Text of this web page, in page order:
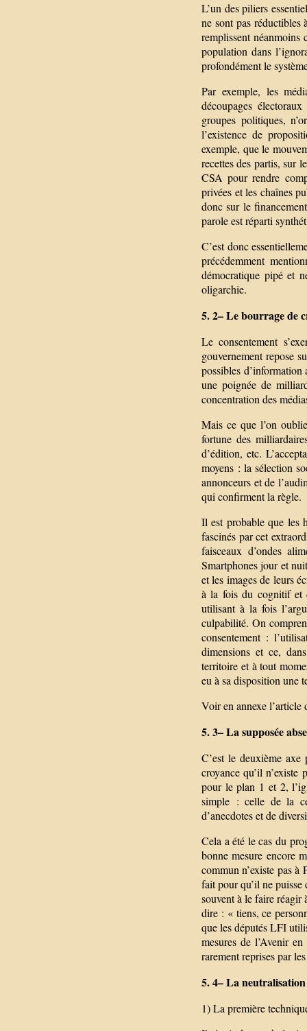
L’un des piliers
ne sont pas
remplissent néanmoins
population dans
profondément le
Par exemple, les
découpages
groupes politiques,
l’existence de
exemple, que le
recettes des partis, sur
CSA pour rendre
privées et les chaînes
donc sur le
parole est réparti
C’est donc
précédemment
démocratique pipé et
oligarchie.
5. 2– Le bourrage de
Le consentement
gouvernement repose
possibles d’information
une poignée de
concentration des
Mais ce que l’on
fortune des
d’édition, etc.
moyens : la sélection
annonceurs et de
qui confirment la règle.
Il est probable que les
fascinés par cet
faisceaux d’ondes
Smartphones jour et
et les images de leurs
à la fois du cognitif et
utilisant à la fois
culpabilité. On
consentement :
dimensions et ce,
territoire et à tout
eu à sa disposition une
Voir en annexe l’article
5. 3– La supposée
C’est le deuxième
croyance qu’il
pour le plan 1 et 2,
simple : celle de la
d’anecdotes et de
Cela a été le cas du
bonne mesure encore
commun n’existe pas
fait pour qu’il ne
souvent à le faire réagir
dire : « tiens, ce
que les députés LFI
mesures de l’Avenir
rarement reprises par
5. 4– La
1) La première